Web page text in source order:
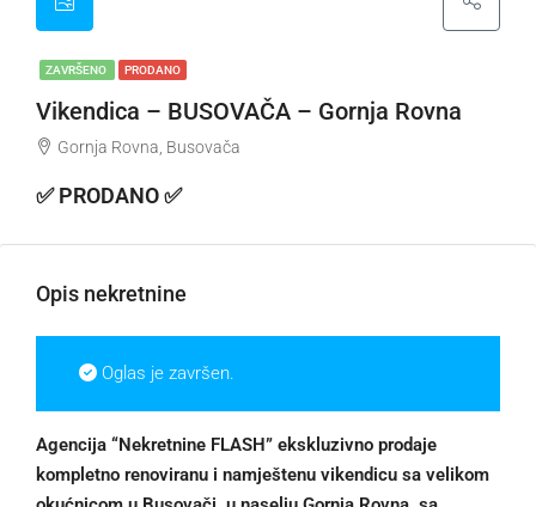
ZAVRŠENO PRODANO
Vikendica – BUSOVAČA – Gornja Rovna
Gornja Rovna, Busovača
✅ PRODANO ✅
Opis nekretnine
Oglas je završen.
Agencija “Nekretnine FLASH” ekskluzivno prodaje
kompletno renoviranu i namještenu vikendicu sa velikom